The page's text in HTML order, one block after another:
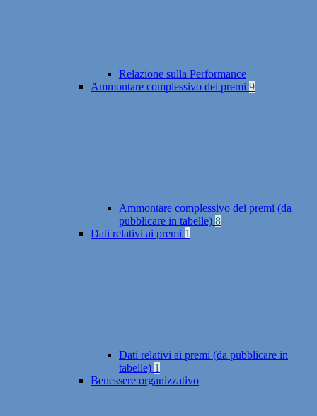
Relazione sulla Performance
Ammontare complessivo dei premi 9
Ammontare complessivo dei premi (da
pubblicare in tabelle) 8
Dati relativi ai premi 1
Dati relativi ai premi (da pubblicare in
tabelle) 1
Benessere organizzativo